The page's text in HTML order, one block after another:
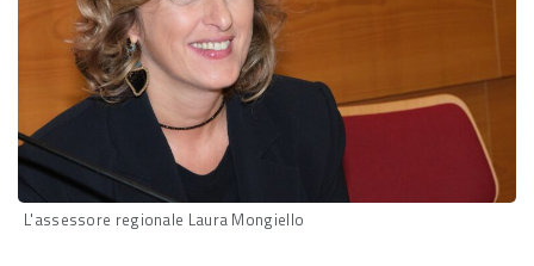
L'assessore regionale Laura Mongiello